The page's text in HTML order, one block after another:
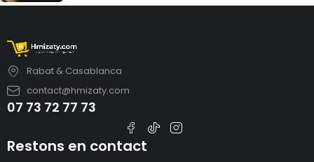
Rabat & Casablanca
contact@hmizaty.com
07 73 72 77 73
Restons en contact